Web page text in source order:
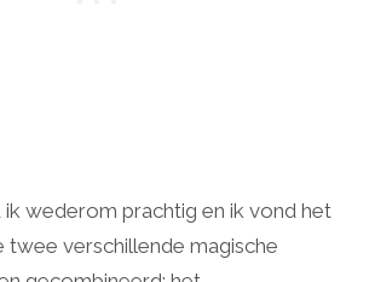
ik wederom prachtig en ik vond het
twee verschillende magische